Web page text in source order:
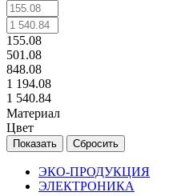
155.08
501.08
848.08
1 194.08
1 540.84
Материал
Цвет
Сбросить
ЭКО-ПРОДУКЦИЯ
ЭЛЕКТРОНИКА